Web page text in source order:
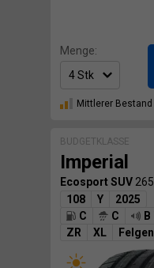
Menge:
Mittlerer Bestand
BUDGETKLASSE
Imperial
Ecosport SUV
108
Y
2025
C
C
ZR
XL